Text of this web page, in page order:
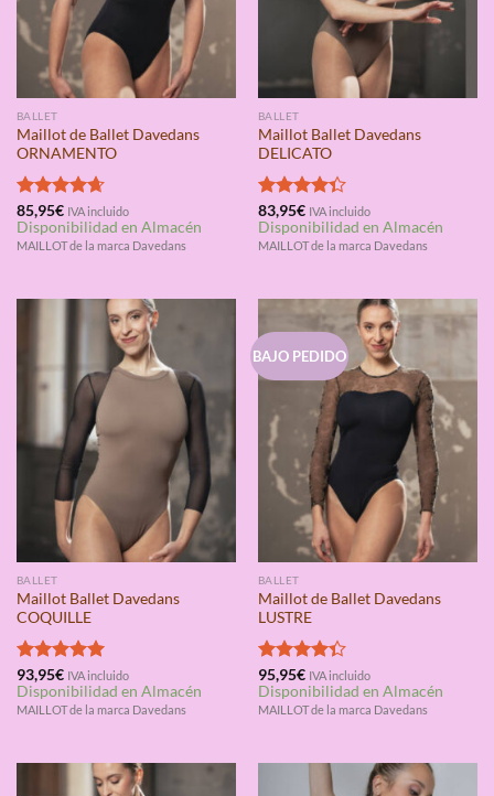
BALLET
Maillot de Ballet Davedans
ORNAMENTO
Valorado
con4.67
de 5
85,95€ IVA incluido
Disponibilidad en Almacén
MAILLOT de la marca Davedans
BALLET
Maillot Ballet Davedans
DELICATO
Valorado
con4.33
de 5
83,95€ IVA incluido
Disponibilidad en Almacén
MAILLOT de la marca Davedans
BALLET
Maillot Ballet Davedans
COQUILLE
Valorado
con5.00
de 5
93,95€ IVA incluido
Disponibilidad en Almacén
MAILLOT de la marca Davedans
BAJO PEDIDO
BALLET
Maillot de Ballet Davedans
LUSTRE
Valorado
con4.33
de 5
95,95€ IVA incluido
Disponibilidad en Almacén
MAILLOT de la marca Davedans